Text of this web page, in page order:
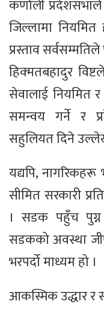
कर्णाली
जिल्लामा
प्रस्ताव
हिक्मतबहादुर
सेवालाई नियमित
समन्वय गर्ने र
सहुलियत दिने
यद्यपि,
सीमित सरकारी
। सडक पहुँच
सडकको अवस्था
भरपर्दो माध्यम हो ।
आकस्मिक उद्धार र